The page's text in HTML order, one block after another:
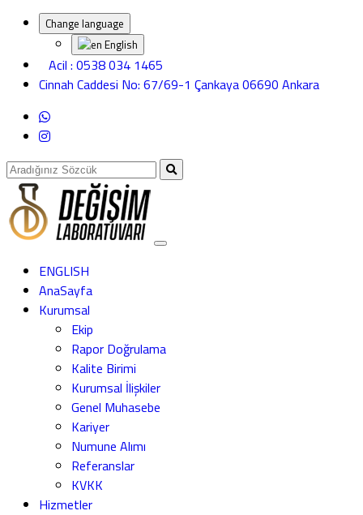
Change language
English
Acil : 0538 034 1465
Cinnah Caddesi No: 67/69-1 Çankaya 06690 Ankara
ENGLISH
AnaSayfa
Kurumsal
Ekip
Rapor Doğrulama
Kalite Birimi
Kurumsal İlişkiler
Genel Muhasebe
Kariyer
Numune Alımı
Referanslar
KVKK
Hizmetler